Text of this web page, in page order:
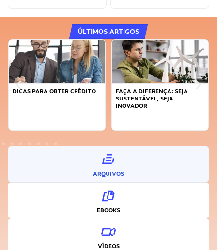
ÚLTIMOS ARTIGOS
DICAS PARA OBTER CRÉDITO
FAÇA A DIFERENÇA: SEJA
SUSTENTÁVEL, SEJA
INOVADOR
ARQUIVOS
EBOOKS
VÍDEOS